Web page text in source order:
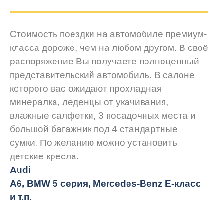
Стоимость поездки на автомобиле премиум-
класса дороже, чем на любом другом. В своё
распоряжение Вы получаете полноценный
представительский автомобиль. В салоне
которого вас ожидают прохладная
минералка, леденцы от укачивания,
влажные салфетки, 3 посадочных места и
большой багажник под 4 стандартные
сумки. По желанию можно установить
детские кресла.
Audi
A6, BMW 5 серия, Mercedes-Benz E-класс
и т.п.